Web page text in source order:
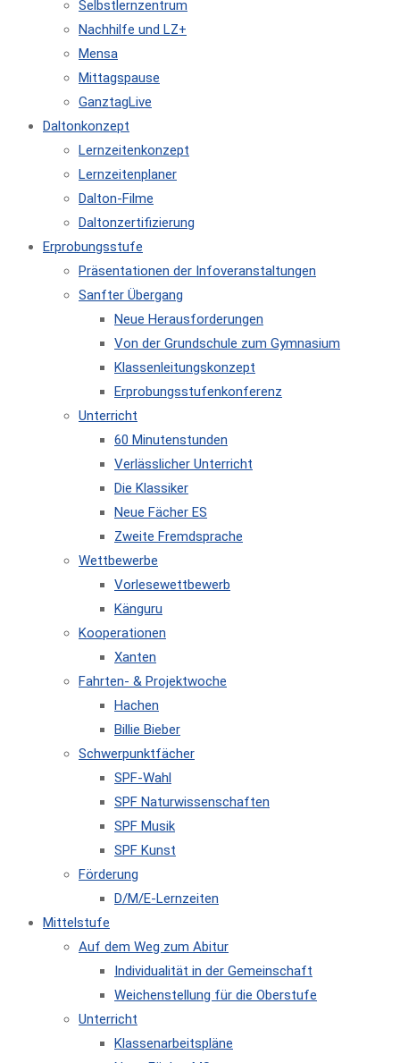
Selbstlernzentrum
Nachhilfe und LZ+
Mensa
Mittagspause
GanztagLive
Daltonkonzept
Lernzeitenkonzept
Lernzeitenplaner
Dalton-Filme
Daltonzertifizierung
Erprobungsstufe
Präsentationen der Infoveranstaltungen
Sanfter Übergang
Neue Herausforderungen
Von der Grundschule zum Gymnasium
Klassenleitungskonzept
Erprobungsstufenkonferenz
Unterricht
60 Minutenstunden
Verlässlicher Unterricht
Die Klassiker
Neue Fächer ES
Zweite Fremdsprache
Wettbewerbe
Vorlesewettbewerb
Känguru
Kooperationen
Xanten
Fahrten- & Projektwoche
Hachen
Billie Bieber
Schwerpunktfächer
SPF-Wahl
SPF Naturwissenschaften
SPF Musik
SPF Kunst
Förderung
D/M/E-Lernzeiten
Mittelstufe
Auf dem Weg zum Abitur
Individualität in der Gemeinschaft
Weichenstellung für die Oberstufe
Unterricht
Klassenarbeitspläne